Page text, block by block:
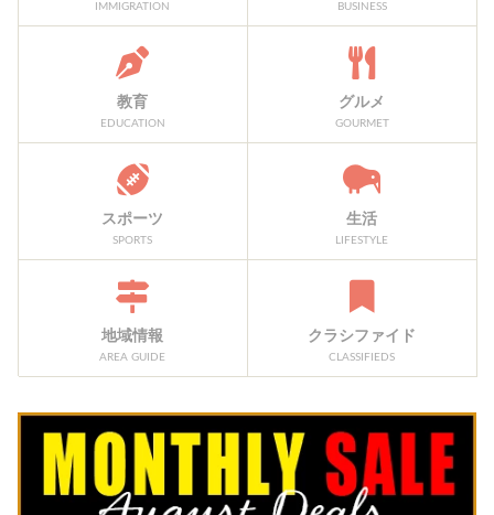
IMMIGRATION BUSINESS
教育
EDUCATION
グルメ
GOURMET
スポーツ
SPORTS
生活
LIFESTYLE
地域情報
AREA GUIDE
クラシファイド
CLASSIFIEDS